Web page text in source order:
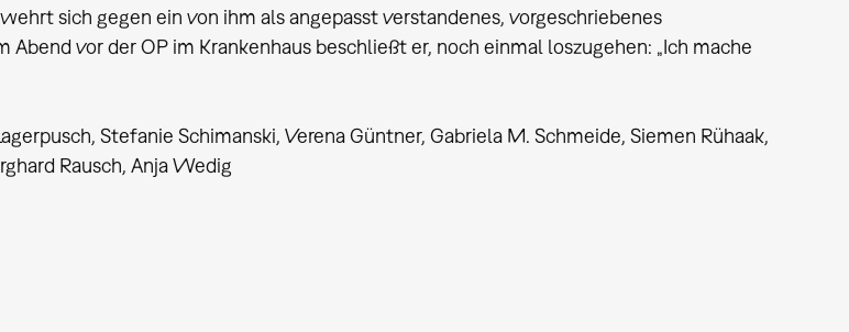
sich gegen ein von ihm als angepasst verstandenes, vorgeschriebenes
Abend vor der OP im Krankenhaus beschließt er, noch einmal loszugehen: „Ich mache
Stefanie Schimanski, Verena Güntner, Gabriela M. Schmeide, Siemen Rühaak,
Rausch, Anja Wedig